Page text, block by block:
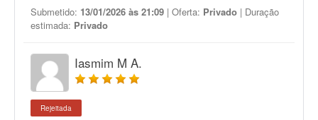
Submetido: 13/01/2026 às 21:09 | Oferta: Privado | Duração
estimada: Privado
Iasmim M A.
Rejeitada